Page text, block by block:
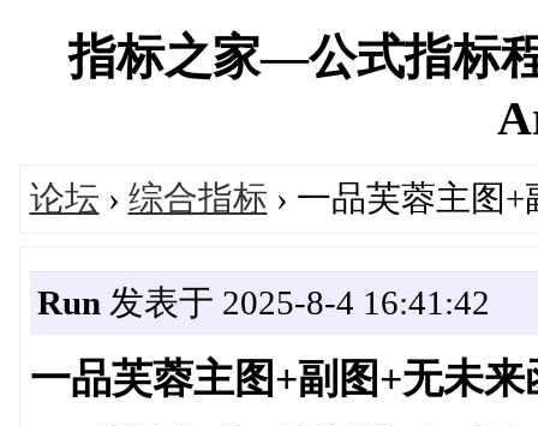
指标之家—公式指标
论坛 › 综合指标 › 一品芙蓉主图
Run 发表于 2025-8-4 16:41:42
一品芙蓉主图+副图+无未来